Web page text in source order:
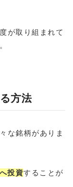
が取り組まれて
方法
な銘柄がありま
投資することが